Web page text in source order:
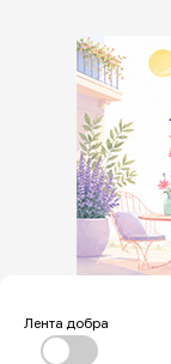
Лента добра